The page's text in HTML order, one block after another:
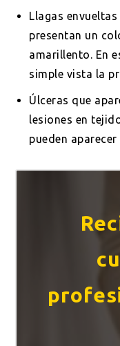
Llagas
presentan un
amarillento. En
simple vista la
Úlceras que
lesiones en
pueden